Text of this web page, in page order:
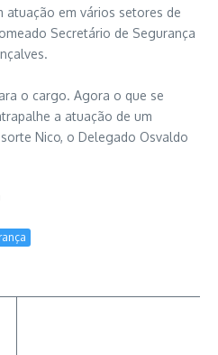
atuação em vários setores de
Secretário de Segurança
o cargo. Agora o que se
a atuação de um
Nico, o Delegado Osvaldo